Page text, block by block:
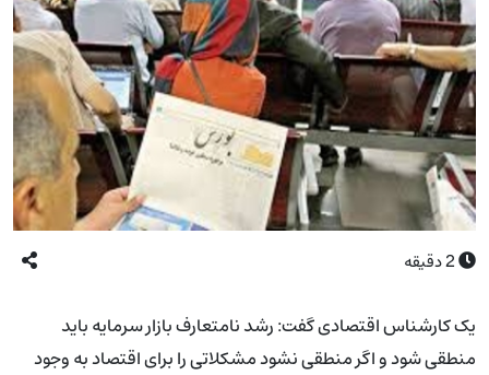
2دقیقه
یک کارشناس اقتصادی گفت: رشد نامتعارف بازار سرمایه باید
منطقی شود و اگر منطقی نشود مشکلاتی را برای اقتصاد به وجود